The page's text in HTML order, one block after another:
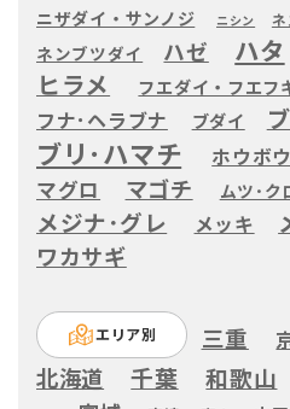
ニザダイ・サンノジ ニシン ネ
ネンブツダイ ハゼ ハタ
ヒラメ フエダイ・フエフ
フナ･ヘラブナ ブダイ
ブリ･ハマチ ホウボウ
マグロ マゴチ ムツ･ク
メジナ･グレ メッキ
ワカサギ
エリア別 三重
北海道 千葉 和歌山